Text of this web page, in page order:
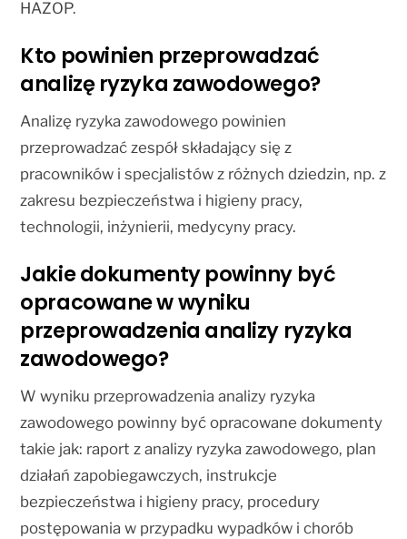
HAZOP.
Kto powinien przeprowadzać
analizę ryzyka zawodowego?
Analizę ryzyka zawodowego powinien
przeprowadzać zespół składający się z
pracowników i specjalistów z różnych dziedzin, np. z
zakresu bezpieczeństwa i higieny pracy,
technologii, inżynierii, medycyny pracy.
Jakie dokumenty powinny być
opracowane w wyniku
przeprowadzenia analizy ryzyka
zawodowego?
W wyniku przeprowadzenia analizy ryzyka
zawodowego powinny być opracowane dokumenty
takie jak: raport z analizy ryzyka zawodowego, plan
działań zapobiegawczych, instrukcje
bezpieczeństwa i higieny pracy, procedury
postępowania w przypadku wypadków i chorób